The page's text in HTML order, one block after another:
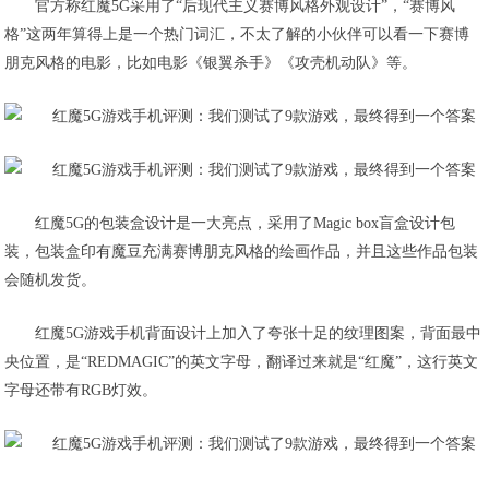
官方称红魔5G采用了“后现代主义赛博风格外观设计”，“赛博风
格”这两年算得上是一个热门词汇，不太了解的小伙伴可以看一下赛博
朋克风格的电影，比如电影《银翼杀手》《攻壳机动队》等。
红魔5G的包装盒设计是一大亮点，采用了Magic box盲盒设计包
装，包装盒印有魔豆充满赛博朋克风格的绘画作品，并且这些作品包装
会随机发货。
红魔5G游戏手机背面设计上加入了夸张十足的纹理图案，背面最中
央位置，是“REDMAGIC”的英文字母，翻译过来就是“红魔”，这行英文
字母还带有RGB灯效。